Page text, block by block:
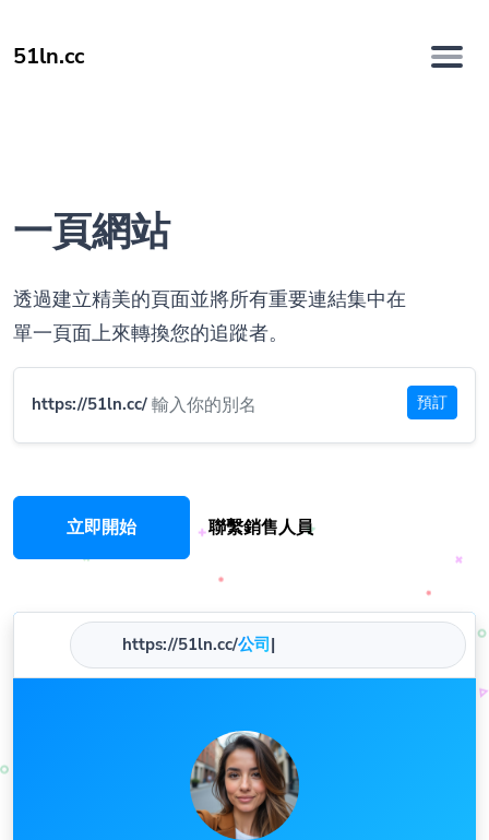
51ln.cc
一頁網站
透過建立精美的頁面並將所有重要連結集中在
單一頁面上來轉換您的追蹤者。
https://51ln.cc/ 預訂
立即開始 聯繫銷售人員
https://51ln.cc/公司|